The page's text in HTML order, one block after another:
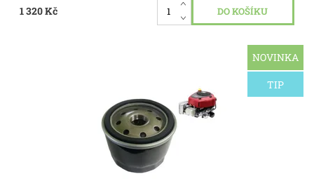
1 320 Kč
NOVINKA
TIP
Olejový filtr pasuje na motor Briggs & Stratton s krátkým
olejovým mazáním. Označit Č. označení Model/typ AL-KO
Skladem 5 ks
0203